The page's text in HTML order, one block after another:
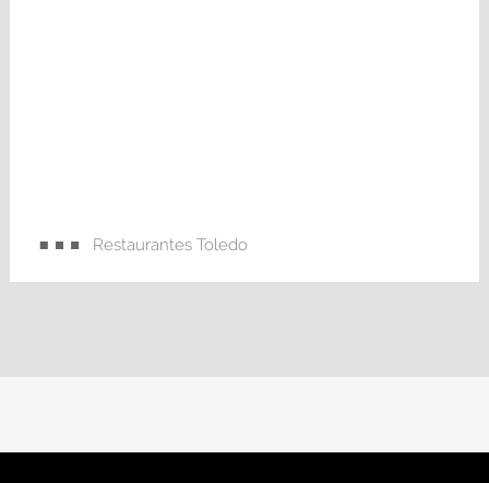
Restaurantes Toledo